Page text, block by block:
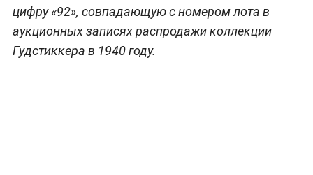
цифру «92», совпадающую с номером лота в
аукционных записях распродажи коллекции
Гудстиккера в 1940 году.